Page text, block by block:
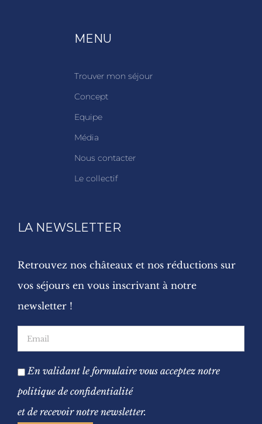
MENU
Trouver mon séjour
Concept
Equipe
Média
Nous contacter
Le collectif
LA NEWSLETTER
Retrouvez nos châteaux et nos réductions sur
vos séjours en vous inscrivant à notre
newsletter !
En validant le formulaire vous acceptez notre
politique de confidentialité
et de recevoir notre newsletter.